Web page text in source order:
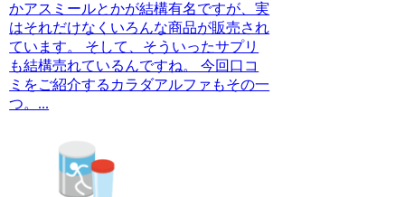
かアスミールとかが結構有名ですが、実
はそれだけなくいろんな商品が販売され
ています。 そして、そういったサプリ
も結構売れているんですね。 今回口コ
ミをご紹介するカラダアルファもその一
つ。...